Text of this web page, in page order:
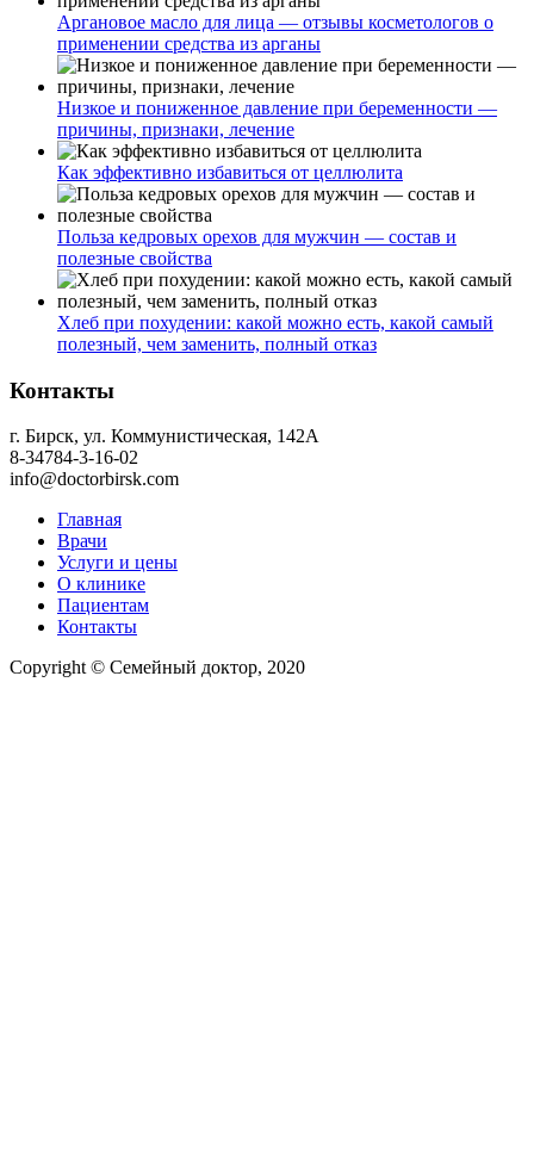
Аргановое масло для лица — отзывы косметологов о
применении средства из арганы
Низкое и пониженное давление при беременности —
причины, признаки, лечение
Как эффективно избавиться от целлюлита
Польза кедровых орехов для мужчин — состав и
полезные свойства
Хлеб при похудении: какой можно есть, какой самый
полезный, чем заменить, полный отказ
Контакты
г. Бирск, ул. Коммунистическая, 142А
8-34784-3-16-02
info@doctorbirsk.com
Главная
Врачи
Услуги и цены
О клинике
Пациентам
Контакты
Copyright © Семейный доктор, 2020